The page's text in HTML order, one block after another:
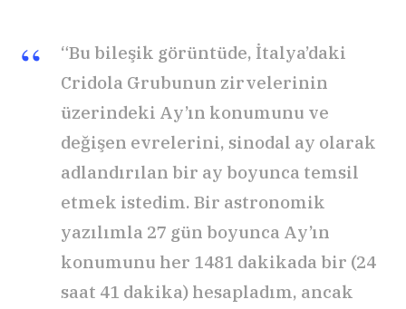
“Bu bileşik görüntüde, İtalya’daki
Cridola Grubunun zirvelerinin
üzerindeki Ay’ın konumunu ve
değişen evrelerini, sinodal ay olarak
adlandırılan bir ay boyunca temsil
etmek istedim. Bir astronomik
yazılımla 27 gün boyunca Ay’ın
konumunu her 1481 dakikada bir (24
saat 41 dakika) hesapladım, ancak